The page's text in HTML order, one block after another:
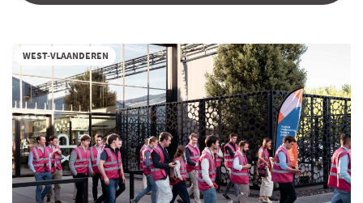
WEST-VLAANDEREN